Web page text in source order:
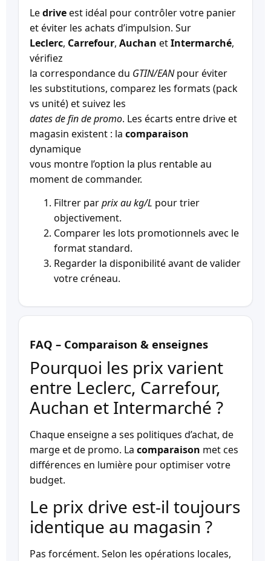
Ledriveest idéal pour contrôler votre panier
et éviter les achats d’impulsion. Sur
Leclerc, Carrefour, Auchan etIntermarché,
vérifiez
la correspondance du GTIN/EANpour éviter
les substitutions, comparez les formats (pack
vs unité) et suivez les
dates de fin de promo. Les écarts entre drive et
magasin existent : la comparaison
dynamique
vous montre l’option la plus rentable au
moment de commander.
Filtrer parprix au kg/L pour trier
objectivement.
Comparer les lots promotionnels avec le
format standard.
Regarder la disponibilité avant de valider
votre créneau.
FAQ – Comparaison & enseignes
Pourquoi les prix varient
entre Leclerc, Carrefour,
Auchan et Intermarché ?
Chaque enseigne a ses politiques d’achat, de
marge et de promo. La comparaison met ces
différences en lumière pour optimiser votre
budget.
Le prix drive est-il toujours
identique au magasin ?
Pas forcément. Selon les opérations locales,